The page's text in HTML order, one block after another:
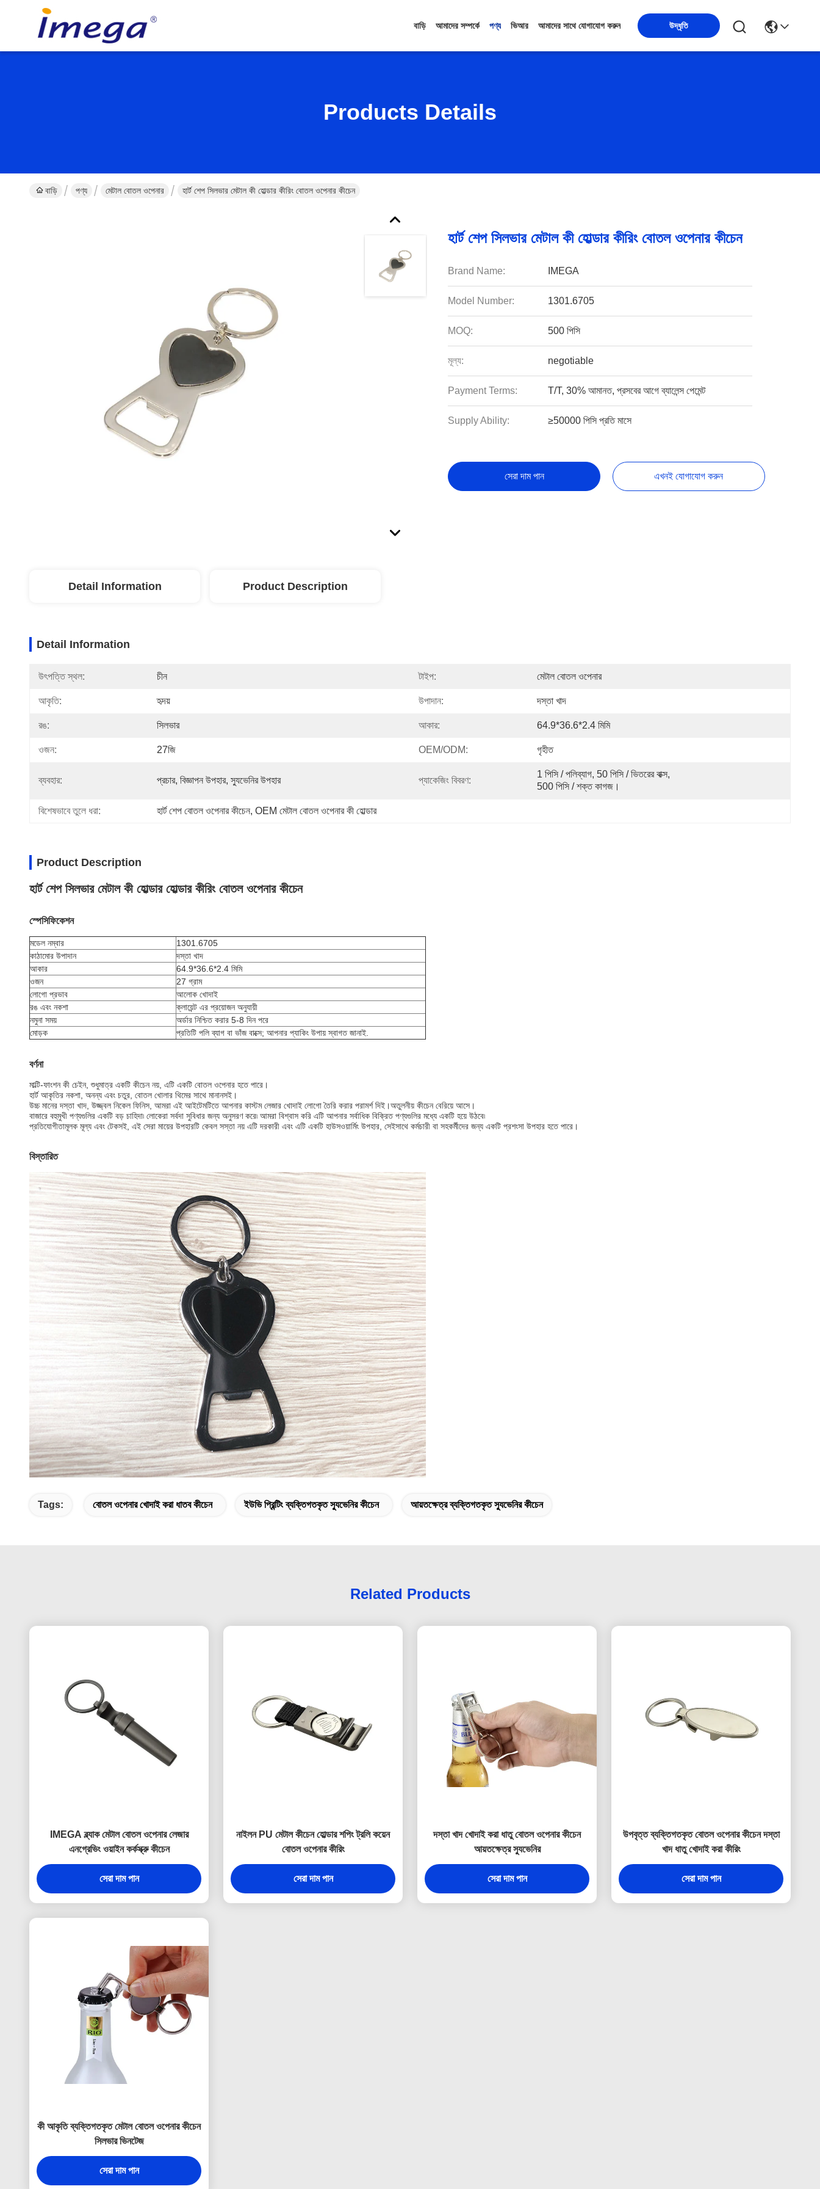
বাড়ি আমাদের সম্পর্কে পণ্য ভিআর আমাদের সাথে যোগাযোগ করুন উদ্ধৃতি
Products Details
বাড়ি পণ্য মেটাল বোতল ওপেনার হার্ট শেপ সিলভার মেটাল কী হোল্ডার কীরিং বোতল ওপেনার কীচেন
হার্ট শেপ সিলভার মেটাল কী হোল্ডার কীরিং বোতল ওপেনার কীচেন
Brand Name: IMEGA
Model Number: 1301.6705
MOQ: 500 পিসি
মূল্য: negotiable
Payment Terms: T/T, 30% আমানত, প্রসবের আগে ব্যালেন্স পেমেন্ট
Supply Ability: ≥50000 পিসি প্রতি মাসে
সেরা দাম পান এখনই যোগাযোগ করুন
Detail Information Product Description
Detail Information
উৎপত্তি স্থল: চীন টাইপ: মেটাল বোতল ওপেনার
আকৃতি: হৃদয় উপাদান: দস্তা খাদ
রঙ: সিলভার আকার: 64.9*36.6*2.4 মিমি
ওজন: 27জি OEM/ODM: গৃহীত
ব্যবহার: প্রচার, বিজ্ঞাপন উপহার, স্যুভেনির উপহার প্যাকেজিং বিবরণ:
1 পিসি / পলিব্যাগ, 50 পিসি / ভিতরের বাক্স,
500 পিসি / শক্ত কাগজ।
বিশেষভাবে তুলে ধরা: হার্ট শেপ বোতল ওপেনার কীচেন, OEM মেটাল বোতল ওপেনার কী হোল্ডার
Product Description
হার্ট শেপ সিলভার মেটাল কী হোল্ডার হোল্ডার কীরিং বোতল ওপেনার কীচেন
স্পেসিফিকেশন
মডেল নম্বার
1301.6705
কাঠামোর উপাদান
দস্তা খাদ
আকার
64.9*36.6*2.4 মিমি
ওজন
27 গ্রাম
লোগো প্রভাব
আলোক খোদাই
রঙ এবং নকশা
ক্লায়েন্ট এর প্রয়োজন অনুযায়ী
নমুনা সময়
অর্ডার নিশ্চিত করার 5-8 দিন পরে
মোড়ক
প্রতিটি পলি ব্যাগ বা ভাঁজ বাক্সে; আপনার প্যাকিং উপায় স্বাগত জানাই.
বর্ণনা
মাল্টি-ফাংশন কী চেইন, শুধুমাত্র একটি কীচেন নয়, এটি একটি বোতল ওপেনার হতে পারে।
হার্ট আকৃতির নকশা, অনন্য এবং চতুর, বোতল খোলার থিমের সাথে মানানসই।
উচ্চ মানের দস্তা খাদ, উজ্জ্বল নিকেল ফিনিস, আমরা এই আইটেমটিতে আপনার কাস্টম লেজার খোদাই লোগো তৈরি করার পরামর্শ দিই।অতুলনীয় কীচেন বেরিয়ে আসে।
বাজারে বহুমুখী পণ্যগুলির একটি বড় চাহিদা৷ লোকেরা সর্বদা সুবিধার জন্য অনুসরণ করে৷ আমরা বিশ্বাস করি এটি আপনার সর্বাধিক বিক্রিত পণ্যগুলির মধ্যে একটি হয়ে উঠবে৷
প্রতিযোগীতামূলক মূল্য এবং টেকসই, এই সেরা মায়ের উপহারটি কেবল সস্তা নয় এটি দরকারী এবং এটি একটি হাউসওয়ার্মিং উপহার, সেইসাথে কর্মচারী বা সহকর্মীদের জন্য একটি প্রশংসা উপহার হতে পারে।
বিস্তারিত
Tags: বোতল ওপেনার খোদাই করা ধাতব কীচেন ইউভি প্রিন্টিং ব্যক্তিগতকৃত স্যুভেনির কীচেন আয়তক্ষেত্র ব্যক্তিগতকৃত স্যুভেনির কীচেন
Related Products
IMEGA ব্ল্যাক মেটাল বোতল ওপেনার লেজার
এনগ্রেভিং ওয়াইন কর্কস্ক্রু কীচেন
সেরা দাম পান
নাইলন PU মেটাল কীচেন হোল্ডার শপিং ট্রলি কয়েন
বোতল ওপেনার কীরিং
সেরা দাম পান
দস্তা খাদ খোদাই করা ধাতু বোতল ওপেনার কীচেন
আয়তক্ষেত্র স্যুভেনির
সেরা দাম পান
উপবৃত্ত ব্যক্তিগতকৃত বোতল ওপেনার কীচেন দস্তা
খাদ ধাতু খোদাই করা কীরিং
সেরা দাম পান
কী আকৃতি ব্যক্তিগতকৃত মেটাল বোতল ওপেনার কীচেন
সিলভার ভিনটেজ
সেরা দাম পান